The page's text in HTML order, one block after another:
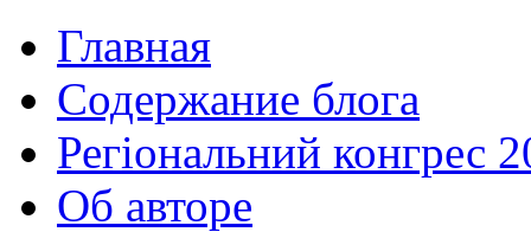
Главная
Содержание блога
Регіональний конгрес
Об авторе